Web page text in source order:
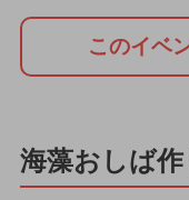
このイベ
海藻おしば